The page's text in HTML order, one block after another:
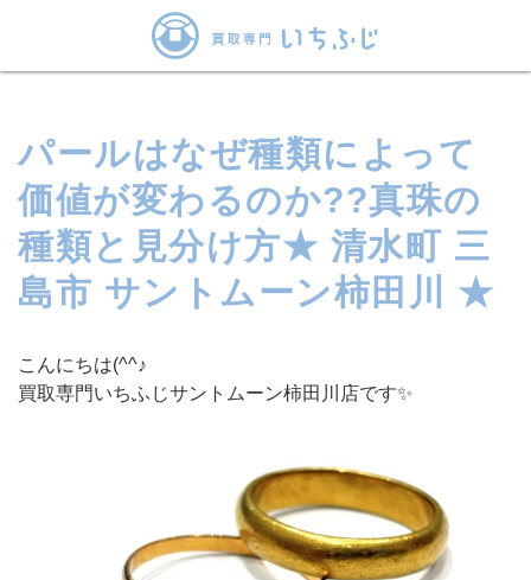
パールはなぜ種類によって
価値が変わるのか??真珠の
種類と見分け方★ 清水町 三
島市 サントムーン柿田川 ★
こんにちは(^^♪
買取専門いちふじサントムーン柿田川店です✨